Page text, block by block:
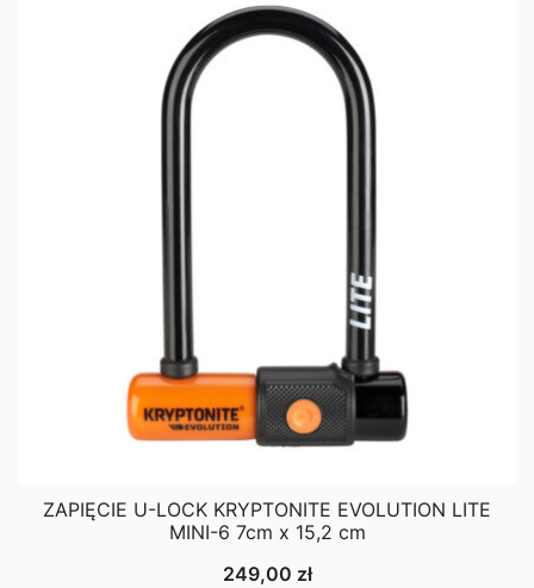
ZAPIĘCIE U-LOCK KRYPTONITE EVOLUTION LITE
MINI-6 7cm x 15,2 cm
249,00 zł